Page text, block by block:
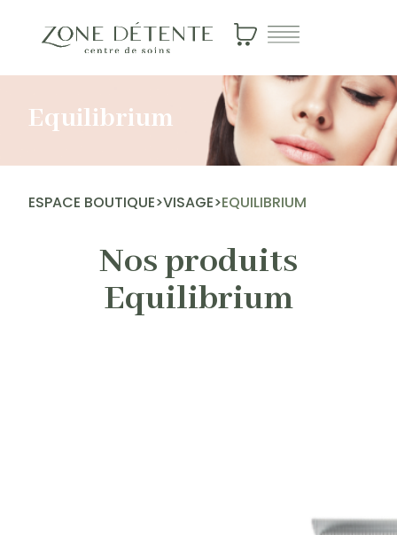
Equilibrium
ESPACE BOUTIQUE>VISAGE>EQUILIBRIUM
Nos produits
Equilibrium